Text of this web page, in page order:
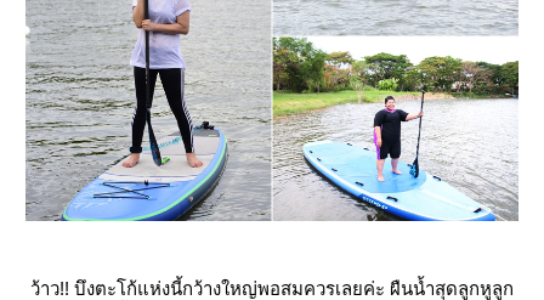
ว้าว!! บึงตะโก้แห่งนี้กว้างใหญ่พอสมควรเลยค่ะ ผืนน้ำสุดลูกหูลูก